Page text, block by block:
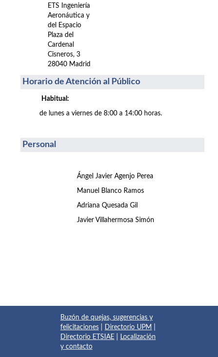
ETS Ingeniería
Aeronáutica y
del Espacio
Plaza del
Cardenal
Cisneros, 3
28040 Madrid
Horario de Atención al Público
Habitual:
de lunes a viernes de 8:00 a 14:00 horas.
Personal
Ángel Javier Agenjo Perea
Manuel Blanco Ramos
Adriana Quesada Gil
Javier Villahermosa Simón
Buzón de quejas, sugerencias y
felicitaciones
Directorio UPM
Directorio ETSIAE
Localización
y contacto